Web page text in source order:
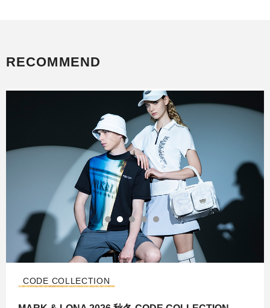
RECOMMEND
CODE COLLECTION